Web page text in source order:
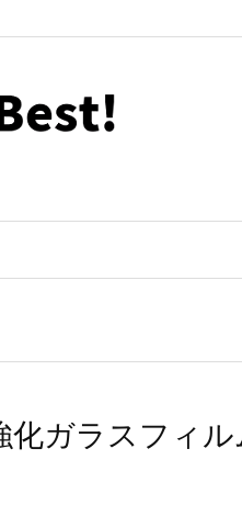
ガラスフィル